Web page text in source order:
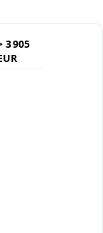
3 905